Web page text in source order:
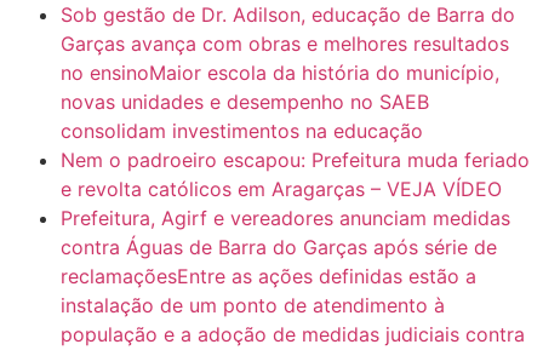
Sob gestão de Dr. Adilson, educação de Barra do
Garças avança com obras e melhores resultados
no ensinoMaior escola da história do município,
novas unidades e desempenho no SAEB
consolidam investimentos na educação
Nem o padroeiro escapou: Prefeitura muda feriado
e revolta católicos em Aragarças – VEJA VÍDEO
Prefeitura, Agirf e vereadores anunciam medidas
contra Águas de Barra do Garças após série de
reclamaçõesEntre as ações definidas estão a
instalação de um ponto de atendimento à
população e a adoção de medidas judiciais contra